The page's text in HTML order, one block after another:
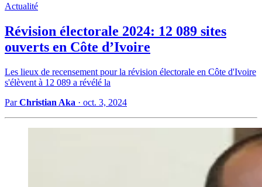
Actualité
Révision électorale 2024: 12 089 sites
ouverts en Côte d’Ivoire
Les lieux de recensement pour la révision électorale en Côte d'Ivoire
s'élèvent à 12 089 a révélé la
ParChristian Aka · oct. 3, 2024